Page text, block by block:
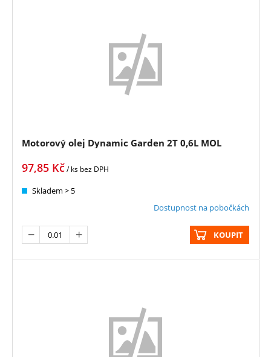
Motorový olej Dynamic Garden 2T 0,6L MOL
97,85 Kč/ ks bez DPH
Skladem > 5
Dostupnost na pobočkách
KOUPIT